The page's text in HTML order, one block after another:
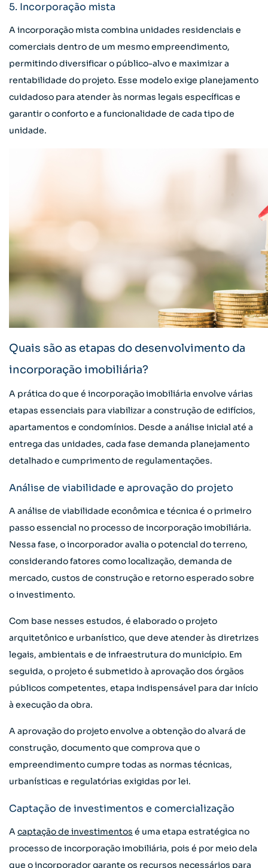
5. Incorporação mista
A incorporação mista combina unidades residenciais e
comerciais dentro de um mesmo empreendimento,
permitindo diversificar o público-alvo e maximizar a
rentabilidade do projeto. Esse modelo exige planejamento
cuidadoso para atender às normas legais específicas e
garantir o conforto e a funcionalidade de cada tipo de
unidade.
Quais são as etapas do desenvolvimento da
incorporação imobiliária?
A prática do que é incorporação imobiliária envolve várias
etapas essenciais para viabilizar a construção de edifícios,
apartamentos e condomínios. Desde a análise inicial até a
entrega das unidades, cada fase demanda planejamento
detalhado e cumprimento de regulamentações.
Análise de viabilidade e aprovação do projeto
A análise de viabilidade econômica e técnica é o primeiro
passo essencial no processo de incorporação imobiliária.
Nessa fase, o incorporador avalia o potencial do terreno,
considerando fatores como localização, demanda de
mercado, custos de construção e retorno esperado sobre
o investimento.
Com base nesses estudos, é elaborado o projeto
arquitetônico e urbanístico, que deve atender às diretrizes
legais, ambientais e de infraestrutura do município. Em
seguida, o projeto é submetido à aprovação dos órgãos
públicos competentes, etapa indispensável para dar início
à execução da obra.
A aprovação do projeto envolve a obtenção do alvará de
construção, documento que comprova que o
empreendimento cumpre todas as normas técnicas,
urbanísticas e regulatórias exigidas por lei.
Captação de investimentos e comercialização
A captação de investimentos é uma etapa estratégica no
processo de incorporação imobiliária, pois é por meio dela
que o incorporador garante os recursos necessários para